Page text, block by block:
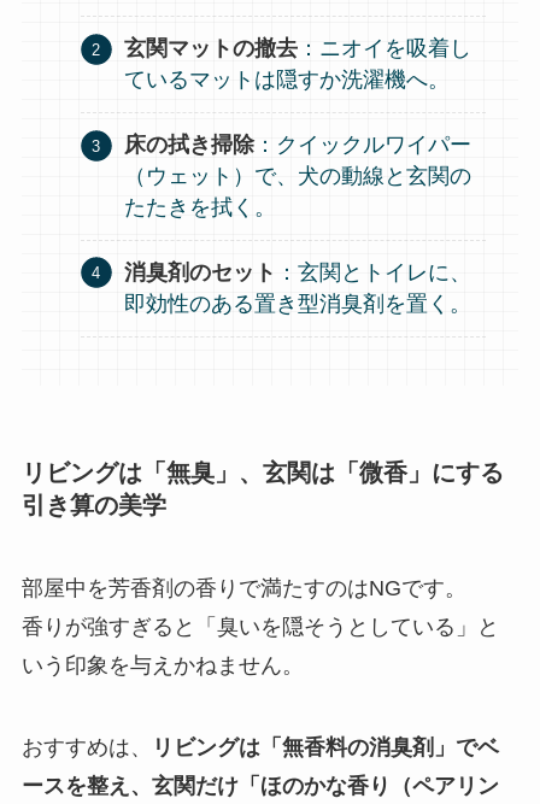
玄関マットの撤去 ：ニオイを吸着し
ているマットは隠すか洗濯機へ。
床の拭き掃除：クイックルワイパー
（ウェット）で、犬の動線と玄関の
たたきを拭く。
消臭剤のセット ：玄関とトイレに、
即効性のある置き型消臭剤を置く。
リビングは「無臭」、玄関は「微香」にする
引き算の美学
部屋中を芳香剤の香りで満たすのはNGです。
香りが強すぎると「臭いを隠そうとしている」と
いう印象を与えかねません。
おすすめは、
リビングは「無香料の消臭剤」でベ
ースを整え、玄関だけ「ほのかな香り（ペアリン